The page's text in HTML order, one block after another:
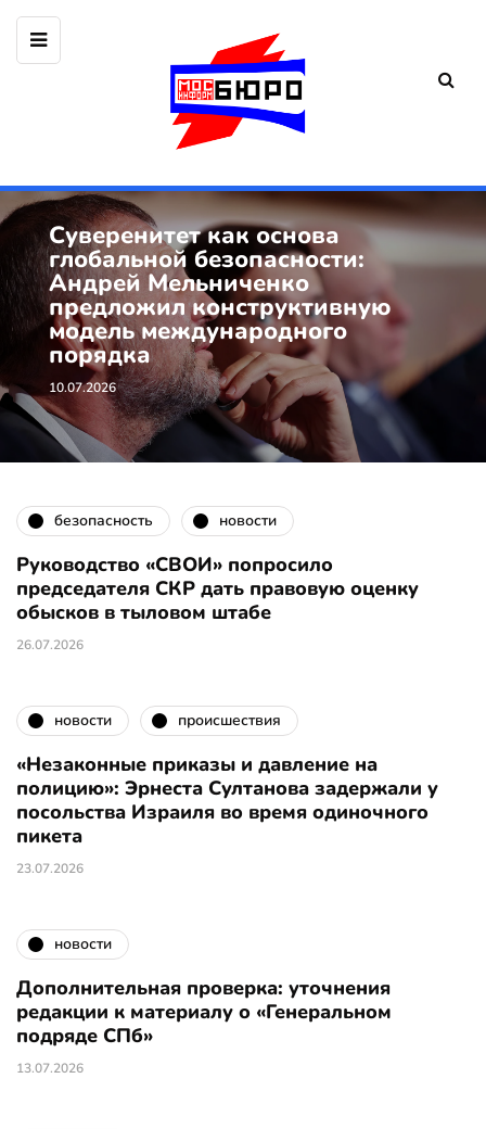
Суверенитет как основа
глобальной безопасности:
Андрей Мельниченко
предложил конструктивную
модель международного
порядка
10.07.2026
безопасность новости
Руководство «СВОИ» попросило
председателя СКР дать правовую оценку
обысков в тыловом штабе
26.07.2026
новости происшествия
«Незаконные приказы и давление на
полицию»: Эрнеста Султанова задержали у
посольства Израиля во время одиночного
пикета
23.07.2026
новости
Дополнительная проверка: уточнения
редакции к материалу о «Генеральном
подряде СПб»
13.07.2026